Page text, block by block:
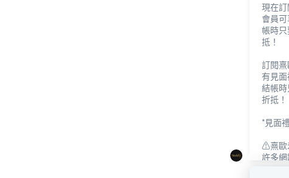
現在
會員
帳時
抵！
訂閱
有見
結帳
折抵！
*見面
⚠熹歐
許多